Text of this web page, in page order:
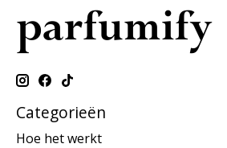
Categorieën
Hoe het werkt